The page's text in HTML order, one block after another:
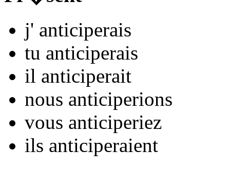
j' anticiperais
tu anticiperais
il anticiperait
nous anticiperions
vous anticiperiez
ils anticiperaient